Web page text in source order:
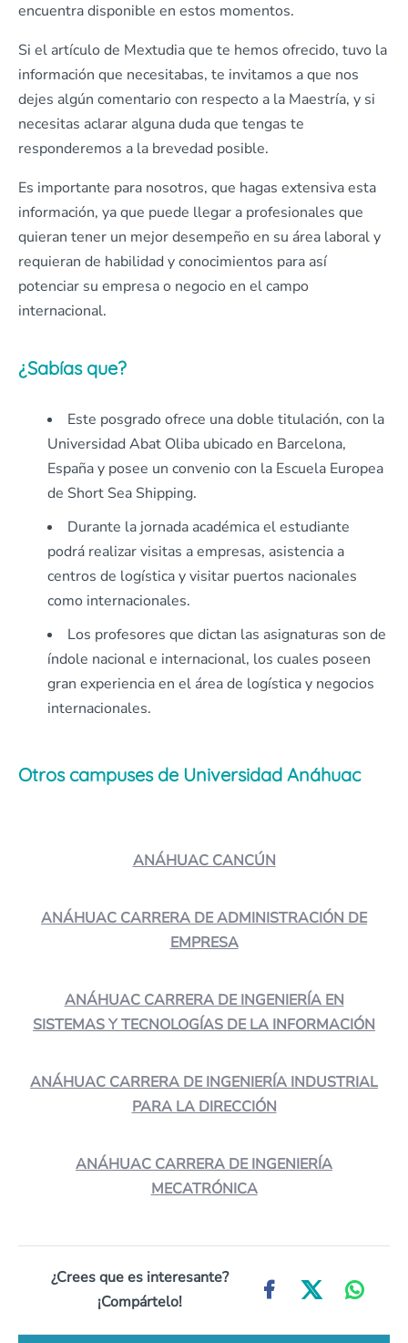
encuentra disponible en estos momentos.
Si el artículo de Mextudia que te hemos ofrecido, tuvo la
información que necesitabas, te invitamos a que nos
dejes algún comentario con respecto a la Maestría, y si
necesitas aclarar alguna duda que tengas te
responderemos a la brevedad posible.
Es importante para nosotros, que hagas extensiva esta
información, ya que puede llegar a profesionales que
quieran tener un mejor desempeño en su área laboral y
requieran de habilidad y conocimientos para así
potenciar su empresa o negocio en el campo
internacional.
¿Sabías que?
Este posgrado ofrece una doble titulación, con la
Universidad Abat Oliba ubicado en Barcelona,
España y posee un convenio con la Escuela Europea
de Short Sea Shipping.
Durante la jornada académica el estudiante
podrá realizar visitas a empresas, asistencia a
centros de logística y visitar puertos nacionales
como internacionales.
Los profesores que dictan las asignaturas son de
índole nacional e internacional, los cuales poseen
gran experiencia en el área de logística y negocios
internacionales.
Otros campuses de Universidad Anáhuac
ANÁHUAC CANCÚN
ANÁHUAC CARRERA DE ADMINISTRACIÓN DE
EMPRESA
ANÁHUAC CARRERA DE INGENIERÍA EN
SISTEMAS Y TECNOLOGÍAS DE LA INFORMACIÓN
ANÁHUAC CARRERA DE INGENIERÍA INDUSTRIAL
PARA LA DIRECCIÓN
ANÁHUAC CARRERA DE INGENIERÍA
MECATRÓNICA
¿Crees que es interesante?
¡Compártelo!